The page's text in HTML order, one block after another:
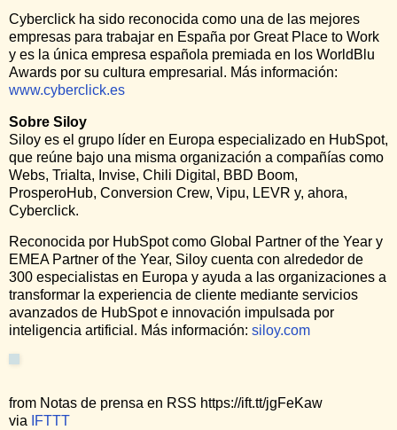
Cyberclick ha sido reconocida como una de las mejores
empresas para trabajar en España por Great Place to Work
y es la única empresa española premiada en los WorldBlu
Awards por su cultura empresarial. Más información:
www.cyberclick.es
Sobre Siloy
Siloy es el grupo líder en Europa especializado en HubSpot,
que reúne bajo una misma organización a compañías como
Webs, Trialta, Invise, Chili Digital, BBD Boom,
ProsperoHub, Conversion Crew, Vipu, LEVR y, ahora,
Cyberclick.
Reconocida por HubSpot como Global Partner of the Year y
EMEA Partner of the Year, Siloy cuenta con alrededor de
300 especialistas en Europa y ayuda a las organizaciones a
transformar la experiencia de cliente mediante servicios
avanzados de HubSpot e innovación impulsada por
inteligencia artificial. Más información: siloy.com
from Notas de prensa en RSS https://ift.tt/jgFeKaw
via
IFTTT